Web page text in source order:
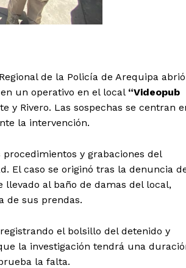
Diario los Andes
Nosotros
Contacto
Prensa
de la Policía de Arequipa abrió
un operativo en el local “Videopub
y Rivero. Las sospechas se centran
la intervención.
y grabaciones del
El caso se originó tras la denuncia
al baño de damas del local,
de sus prendas.
el bolsillo del detenido y
la investigación tendrá una
la falta.